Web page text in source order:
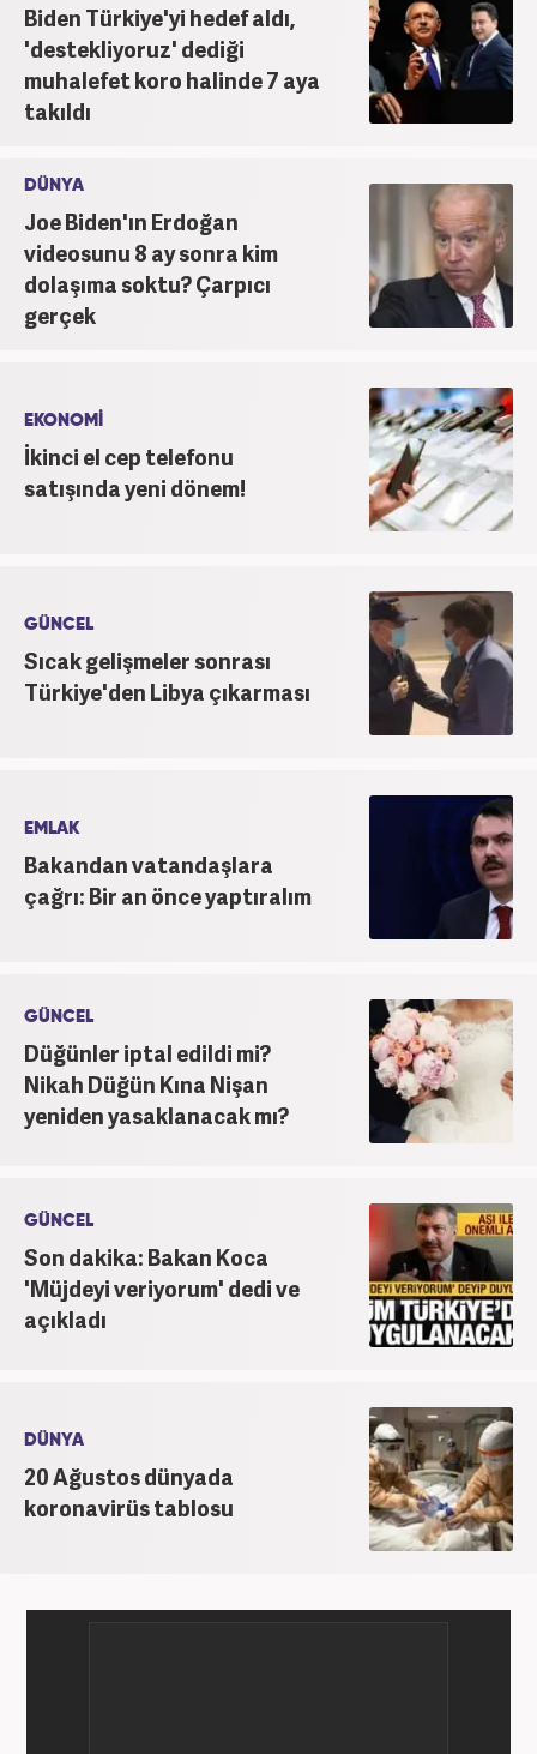
Biden Türkiye'yi hedef aldı,
'destekliyoruz' dediği
muhalefet koro halinde 7 aya
takıldı
DÜNYA
Joe Biden'ın Erdoğan
videosunu 8 ay sonra kim
dolaşıma soktu? Çarpıcı
gerçek
EKONOMİ
İkinci el cep telefonu
satışında yeni dönem!
GÜNCEL
Sıcak gelişmeler sonrası
Türkiye'den Libya çıkarması
EMLAK
Bakandan vatandaşlara
çağrı: Bir an önce yaptıralım
GÜNCEL
Düğünler iptal edildi mi?
Nikah Düğün Kına Nişan
yeniden yasaklanacak mı?
GÜNCEL
Son dakika: Bakan Koca
'Müjdeyi veriyorum' dedi ve
açıkladı
DÜNYA
20 Ağustos dünyada
koronavirüs tablosu